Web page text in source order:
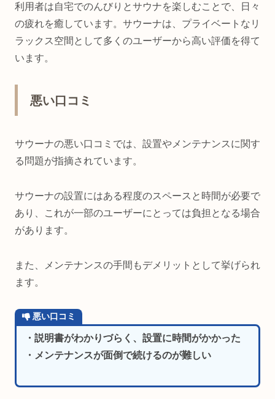
利用者は自宅でのんびりとサウナを楽しむことで、日々
の疲れを癒しています。サウーナは、プライベートなリ
ラックス空間として多くのユーザーから高い評価を得て
います。
悪い口コミ
サウーナの悪い口コミでは、設置やメンテナンスに関す
る問題が指摘されています。
サウーナの設置にはある程度のスペースと時間が必要で
あり、これが一部のユーザーにとっては負担となる場合
があります。
また、メンテナンスの手間もデメリットとして挙げられ
ます。
悪い口コミ
・説明書がわかりづらく、設置に時間がかかった
・メンテナンスが面倒で続けるのが難しい